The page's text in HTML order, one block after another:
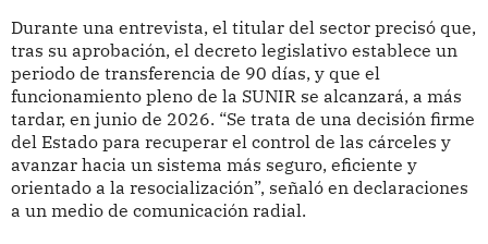
Durante una entrevista, el titular del sector precisó que,
tras su aprobación, el decreto legislativo establece un
periodo de transferencia de 90 días, y que el
funcionamiento pleno de la SUNIR se alcanzará, a más
tardar, en junio de 2026. “Se trata de una decisión firme
del Estado para recuperar el control de las cárceles y
avanzar hacia un sistema más seguro, eficiente y
orientado a la resocialización”, señaló en declaraciones
a un medio de comunicación radial.